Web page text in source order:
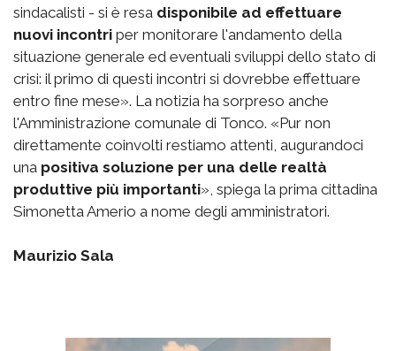
sindacalisti - si è resa disponibile ad effettuare
nuovi incontri per monitorare l'andamento della
situazione generale ed eventuali sviluppi dello stato di
crisi: il primo di questi incontri si dovrebbe effettuare
entro fine mese». La notizia ha sorpreso anche
l'Amministrazione comunale di Tonco. «Pur non
direttamente coinvolti restiamo attenti, augurandoci
una positiva soluzione per una delle realtà
produttive più importanti», spiega la prima cittadina
Simonetta Amerio a nome degli amministratori.
Maurizio Sala